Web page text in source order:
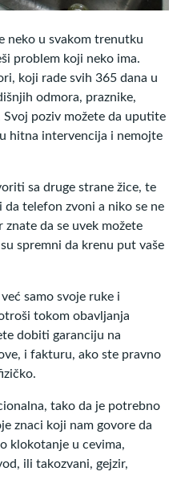
neko u svakom trenutku
problem koji neko ima.
koji rade svih 365 dana u
odmora, praznike,
poziv možete da uputite
hitna intervencija i nemojte
sa druge strane žice, te
da telefon zvoni a niko se ne
znate da se uvek možete
spremni da krenu put vaše
samo svoje ruke i
tokom obavljanja
dobiti garanciju na
i fakturu, ako ste pravno
tako da je potrebno
znaci koji nam govore da
klokotanje u cevima,
ili takozvani, gejzir,